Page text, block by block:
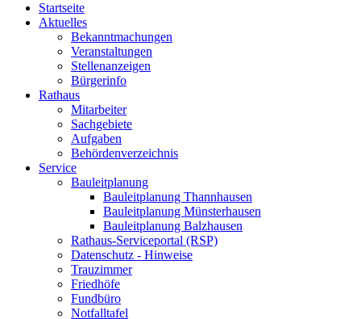
Startseite
Aktuelles
Bekanntmachungen
Veranstaltungen
Stellenanzeigen
Bürgerinfo
Rathaus
Mitarbeiter
Sachgebiete
Aufgaben
Behördenverzeichnis
Service
Bauleitplanung
Bauleitplanung Thannhausen
Bauleitplanung Münsterhausen
Bauleitplanung Balzhausen
Rathaus-Serviceportal (RSP)
Datenschutz - Hinweise
Trauzimmer
Friedhöfe
Fundbüro
Notfalltafel